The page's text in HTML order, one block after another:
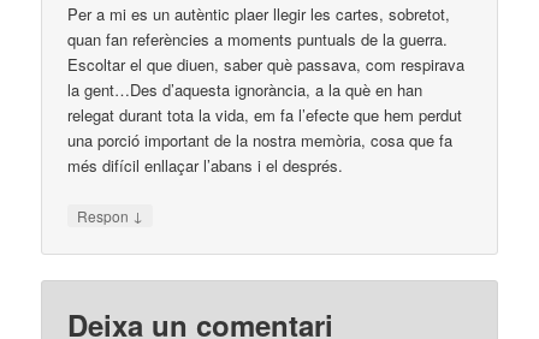
Per a mi es un autèntic plaer llegir les cartes, sobretot,
quan fan referències a moments puntuals de la guerra.
Escoltar el que diuen, saber què passava, com respirava
la gent…Des d’aquesta ignorància, a la què en han
relegat durant tota la vida, em fa l’efecte que hem perdut
una porció important de la nostra memòria, cosa que fa
més difícil enllaçar l’abans i el després.
Respon ↓
Deixa un comentari